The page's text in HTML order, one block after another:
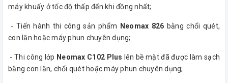
máy khuấy ở tốc độ thấp đến khi đồng nhất;
- Tiến hành thi công sản phẩm Neomax 826 bằng chổi quét,
con lăn hoặc máy phun chuyên dụng;
- Thi công lớp Neomax C102 Plus lên bề mặt đã được làm sạch
bằng con lăn, chổi quét hoặc máy phun chuyên dụng;